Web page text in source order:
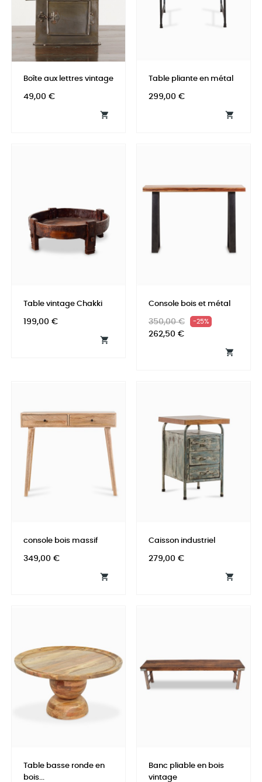
Boîte aux lettres vintage
Prix
49,00 €

Table pliante en métal
Prix
299,00 €

Table vintage Chakki
Prix
199,00 €

Console bois et métal
Prix
habituel
350,00 € -25%
262,50 €

console bois massif
Prix
349,00 €

Caisson industriel
Prix
279,00 €

Table basse ronde en
bois...
Banc pliable en bois
vintage